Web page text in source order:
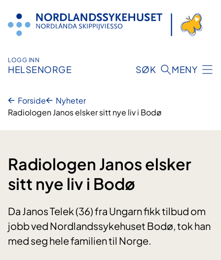
innhold
LOGG INN
HELSENORGE SØK MENY
Forside
Nyheter
Radiologen Janos elsker sitt nye liv i Bodø
Radiologen Janos elsker
sitt nye liv i Bodø
Da Janos Telek (36) fra Ungarn fikk tilbud om
jobb ved Nordlandssykehuset Bodø, tok han
med seg hele familien til Norge.